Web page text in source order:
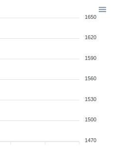
1650
1620
1590
1560
1530
1500
1470